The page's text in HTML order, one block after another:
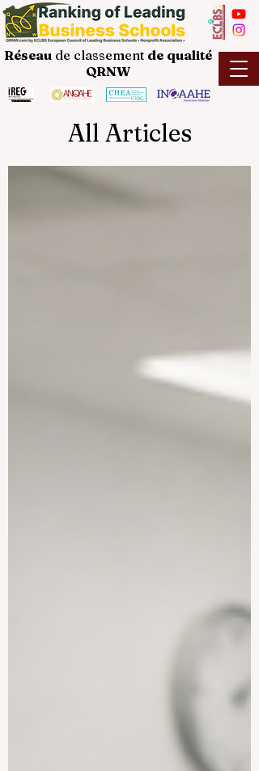
Réseau de classement de qualité
QRNW
All Articles